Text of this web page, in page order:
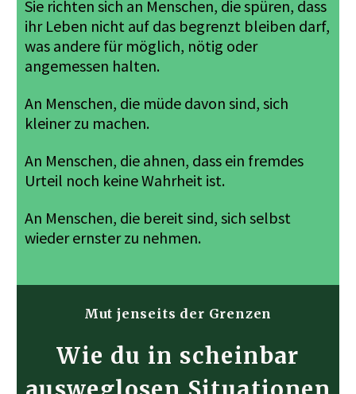
Sie richten sich an Menschen, die spüren, dass
ihr Leben nicht auf das begrenzt bleiben darf,
was andere für möglich, nötig oder
angemessen halten.
An Menschen, die müde davon sind, sich
kleiner zu machen.
An Menschen, die ahnen, dass ein fremdes
Urteil noch keine Wahrheit ist.
An Menschen, die bereit sind, sich selbst
wieder ernster zu nehmen.
Mut jenseits der Grenzen
Wie du in scheinbar